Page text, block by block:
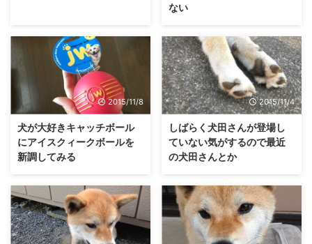
ない
2015/11/8
犬が大好きキャッチボール
にアイスクィークボールを
新調してみる
2015/11/4
しばらく犬田さんが登場し
ていない気がするので最近
の犬田さんとか